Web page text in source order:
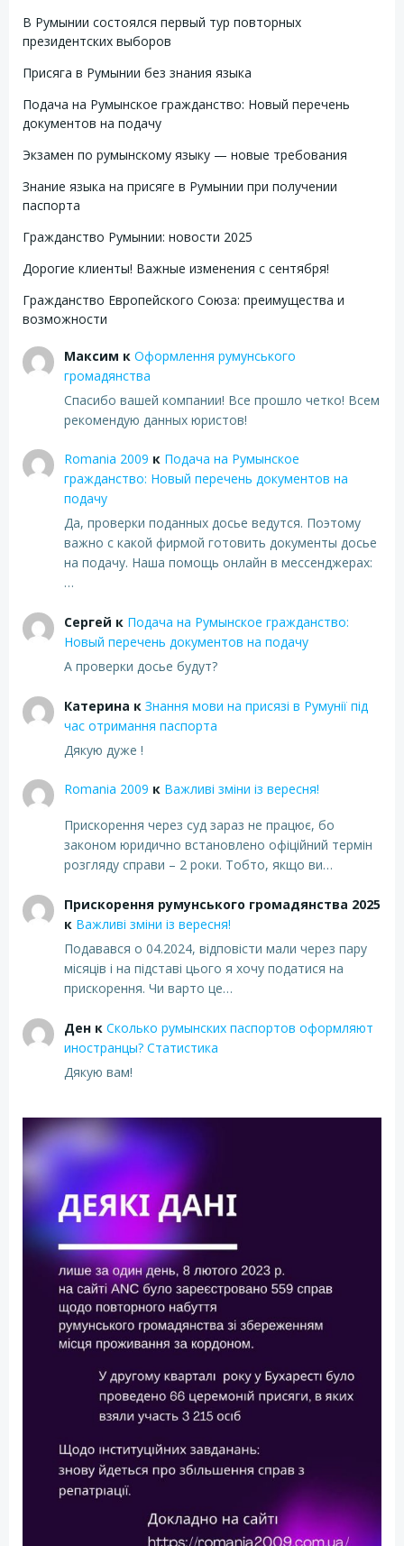
В Румынии состоялся первый тур повторных
президентских выборов
Присяга в Румынии без знания языка
Подача на Румынское гражданство: Новый перечень
документов на подачу
Экзамен по румынскому языку — новые требования
Знание языка на присяге в Румынии при получении
паспорта
Гражданство Румынии: новости 2025
Дорогие клиенты! Важные изменения с сентября!
Гражданство Европейского Союза: преимущества и
возможности
Максим к Оформлення румунського
громадянства
Спасибо вашей компании! Все прошло четко! Всем
рекомендую данных юристов!
Romania 2009 к Подача на Румынское
гражданство: Новый перечень документов на
подачу
Да, проверки поданных досье ведутся. Поэтому
важно с какой фирмой готовить документы досье
на подачу. Наша помощь онлайн в мессенджерах:
…
Сергей к Подача на Румынское гражданство:
Новый перечень документов на подачу
А проверки досье будут?
Катерина к Знання мови на присязі в Румунії під
час отримання паспорта
Дякую дуже !
Romania 2009 к Важливі зміни із вересня!
Прискорення через суд зараз не працює, бо
законом юридично встановлено офіційний термін
розгляду справи – 2 роки. Тобто, якщо ви…
Прискорення румунського громадянства 2025
к Важливі зміни із вересня!
Подавався о 04.2024, відповісти мали через пару
місяців і на підставі цього я хочу податися на
прискорення. Чи варто це…
Денк Сколько румынских паспортов оформляют
иностранцы? Статистика
Дякую вам!